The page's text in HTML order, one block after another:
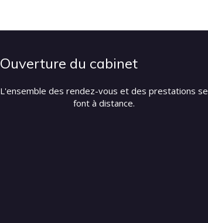
Ouverture du cabinet
L'ensemble des rendez-vous et des prestations se
font à distance.